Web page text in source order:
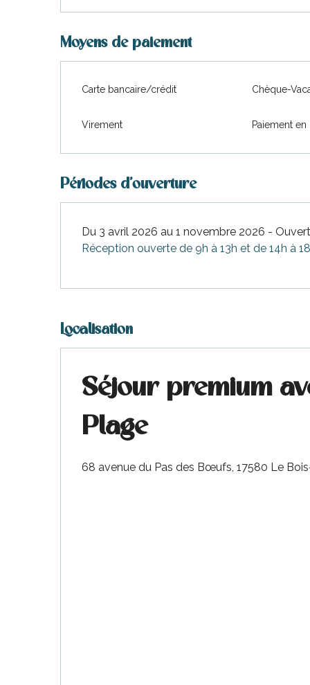
Moyens de paiement
Carte bancaire/crédit Chèque-
Virement Paiement
Périodes d'ouverture
Du 3 avril 2026 au 1 novembre 2026 -
Réception ouverte de 9h à 13h et de 14h à
Localisation
Séjour premium
Plage
68 avenue du Pas des Bœufs, 17580 Le